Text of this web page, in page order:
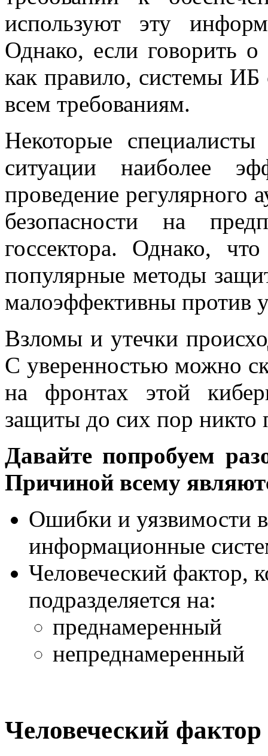
используют эту
Однако, если говорить
как правило, системы ИБ
всем требованиям.
Некоторые
ситуации наиболее
проведение регулярного
безопасности на
госсектора. Однако,
популярные методы
малоэффективны против
Взломы и утечки
С уверенностью можно
на фронтах этой
защиты до сих пор никто
Давайте попробуем
Причиной всему
Ошибки и уязвимости
информационные
Человеческий фактор,
подразделяется на:
преднамеренный
непреднамеренный
Человеческий фактор